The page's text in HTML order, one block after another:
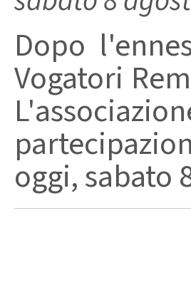
Dopo
Vogatori
oggi, sabato